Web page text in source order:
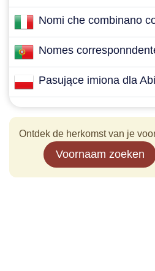
Nomi che combinano
Nomes
Pasujące imiona dla
Ontdek de herkomst van je
Voornaam zoeken